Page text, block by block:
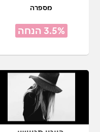
מספרה
3.5% הנחה